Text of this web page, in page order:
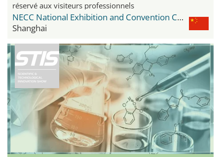
réservé aux visiteurs professionnels
NECC National Exhibition and Convention Center
Shanghai